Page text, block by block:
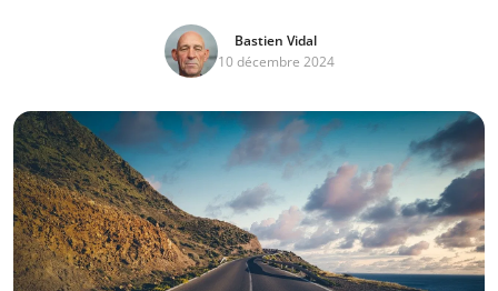
Bastien Vidal
10 décembre 2024